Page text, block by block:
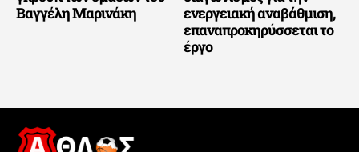
Βαγγέλη Μαρινάκη
ενεργειακή αναβάθμιση,
επαναπροκηρύσσεται το
έργο